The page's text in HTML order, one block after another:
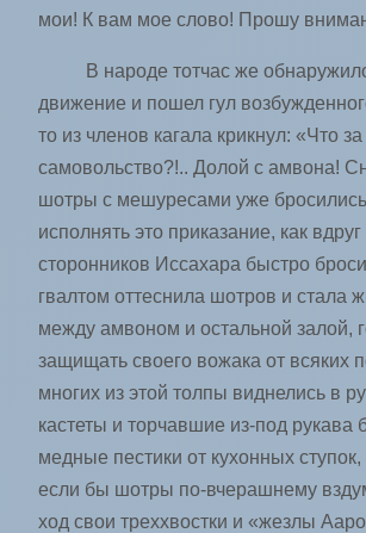
мои! К вам мое слово! Прошу
В народе тотчас же
движение и пошел гул
то из членов кагала крикнул: «Что за
самовольство?!.. Долой с амвона!
шотры с мешуресами уже
исполнять это приказание, как вдруг
сторонников Иссахара быстро
гвалтом оттеснила шотров и стала
между амвоном и остальной залой,
защищать своего вожака от всяких
многих из этой толпы виднелись в
кастеты и торчавшие из-под рукава
медные пестики от кухонных
если бы шотры по-вчерашнему
ход свои треххвостки и «жезлы